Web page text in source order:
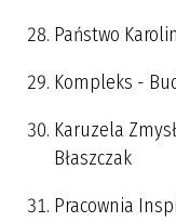
Państwo
Kompleks -
Karuzela
Błaszczak
Pracownia